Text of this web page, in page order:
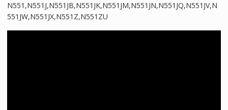
N551,N551J,N551JB,N551JK,N551JM,N551JN,N551JQ,N551JV,N
551JW,N551JX,N551Z,N551ZU